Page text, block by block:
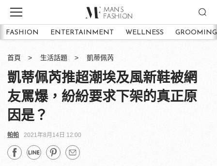
FASHION ENTERTAINMENT WELLNESS GROOMING
首頁 生活話題 凱蒂佩芮
凱蒂佩芮推超潮埃及風新鞋被網
友罵爆，紛紛要求下架的真正原
因是？
帕帕 2021年8月14日 12:00